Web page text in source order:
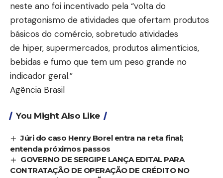
neste ano foi incentivado pela “volta do
protagonismo de atividades que ofertam produtos
básicos do comércio, sobretudo atividades
de hiper, supermercados, produtos alimentícios,
bebidas e fumo que tem um peso grande no
indicador geral.”
Agência Brasil
You Might Also Like
Júri do caso Henry Borel entra na reta final;
entenda próximos passos
GOVERNO DE SERGIPE LANÇA EDITAL PARA
CONTRATAÇÃO DE OPERAÇÃO DE CRÉDITO NO